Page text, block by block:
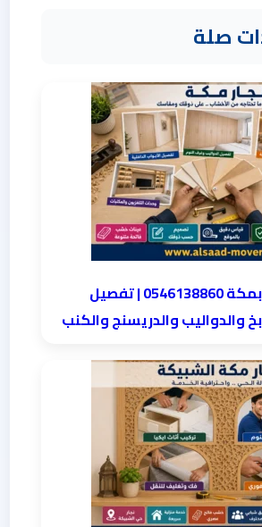
صلة
تفصيل أبواب بمكة 0546138860 | تفصيل
والدواليب والدريسنج والكنب